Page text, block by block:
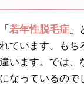
若年性脱毛症
ています。もち
います。では、
なっているので